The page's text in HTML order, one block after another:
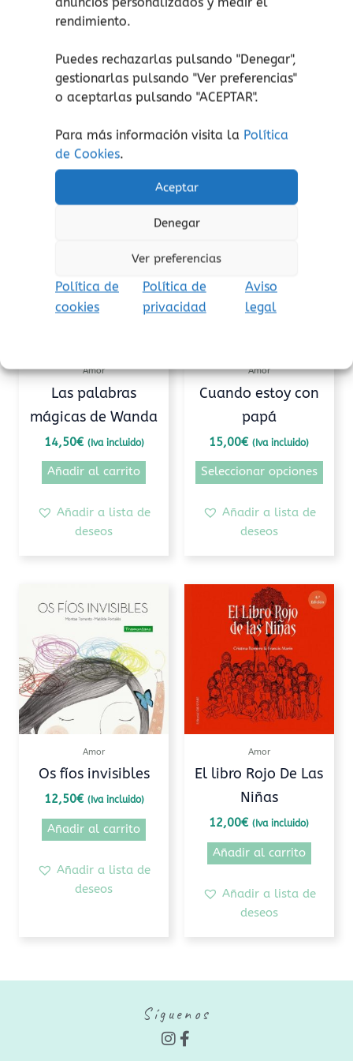
rendimiento.
Puedes rechazarlas pulsando "Denegar",
gestionarlas pulsando "Ver preferencias"
o aceptarlas pulsando "ACEPTAR".
Para más información visita la Política
de Cookies.
Aceptar
Denegar
Ver preferencias
Política de
cookies
Política de
privacidad
Aviso
legal
de la sensibilidad.
entender mejor.
Da pie a que pequeños y mayores
expresemos nuestros sentimientos.
Amor
Las palabras
mágicas de Wanda
14,50€ (Iva incluido)
Añadir al carrito
Añadir a lista de
deseos
Amor
Cuando estoy con
papá
15,00€ (Iva incluido)
Seleccionar opciones
de
Añadir a lista de
deseos
Amor
Os fíos invisibles
12,50€ (Iva incluido)
Añadir al carrito
Añadir a lista de
deseos
Amor
El libro Rojo De Las
Niñas
12,00€ (Iva incluido)
Añadir al carrito
Añadir a lista de
deseos
Síguenos
I
n
F
a